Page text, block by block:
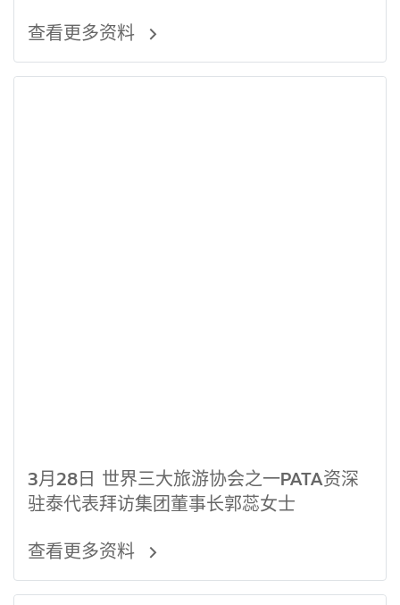
查看更多资料
3月28日 世界三大旅游协会之一PATA资深
驻泰代表拜访集团董事长郭蕊女士
查看更多资料